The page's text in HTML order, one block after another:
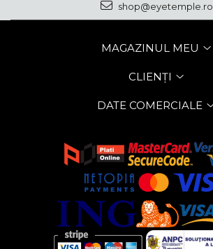
shop@eyetemple.ro
MAGAZINUL MEU
CLIENȚI
DATE COMERCIALE